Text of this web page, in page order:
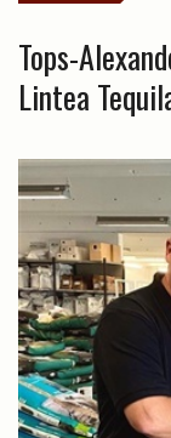
Tops-
Lintea